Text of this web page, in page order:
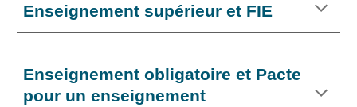
Enseignement supérieur et FIE
Enseignement obligatoire et Pacte
pour un enseignement